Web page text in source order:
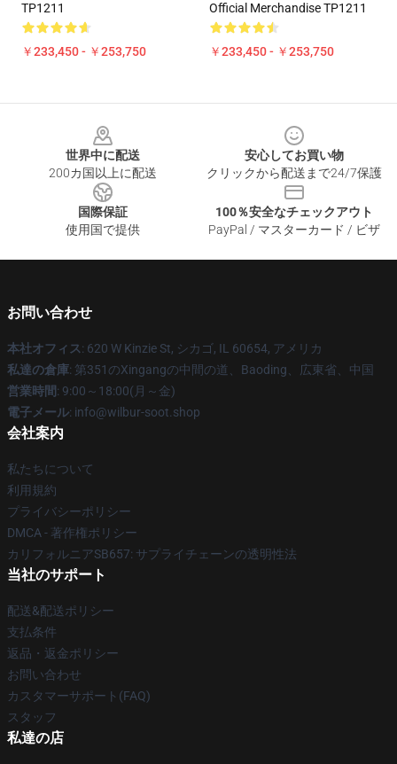
TP1211
￥233,450 - ￥253,750
Official Merchandise TP1211
￥233,450 - ￥253,750
世界中に配送
200カ国以上に配送
安心してお買い物
クリックから配送まで24/7保護
国際保証
使用国で提供
100％安全なチェックアウト
PayPal / マスターカード / ビザ
お問い合わせ
本社オフィス: 620 W Kinzie St, シカゴ, IL 60654, アメリカ
私達の倉庫: 第351のXingangの中間の道、Baoding、広東省、中国
営業時間: 9:00～18:00(月～金)
電子メール: info@wilbur-soot.shop
会社案内
私たちについて
利用規約
プライバシーポリシー
DMCA - 著作権ポリシー
カリフォルニアSB657: サプライチェーンの透明性法
当社のサポート
配送&配送ポリシー
支払条件
返品・返金ポリシー
お問い合わせ
カスタマーサポート(FAQ)
スタッフ
私達の店